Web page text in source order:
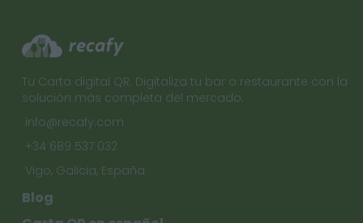
Tu Carta digital QR. Digitaliza tu bar o restaurante con la
solución más completa del mercado.
info@recafy.com
+34 689 537 032
Vigo, Galicia, España
Blog